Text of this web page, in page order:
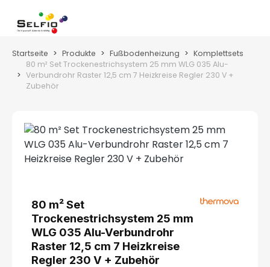
Zum Hauptinhalt springen
Startseite Produkte Fußbodenheizung
Komplettsets
80 m² Set Trockenestrichsystem 25 mm WLG 035 Alu-
Verbundrohr Raster 12,5 cm 7 Heizkreise Regler 230 V +
Zubehör
80 m² Set
Trockenestrichsystem 25 mm
WLG 035 Alu-Verbundrohr
Raster 12,5 cm 7 Heizkreise
Regler 230 V + Zubehör